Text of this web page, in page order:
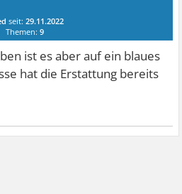
seit:29.11.2022
Themen:9
ist es aber auf ein blaues
hat die Erstattung bereits